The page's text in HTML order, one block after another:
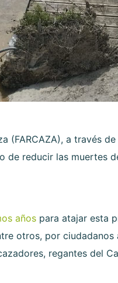
(FARCAZA), a través
reducir las muertes
años para atajar esta
otros, por
regantes del